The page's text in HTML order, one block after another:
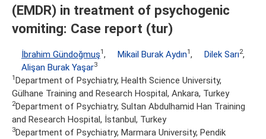
(EMDR) in treatment of psychogenic
vomiting: Case report (tur)
İbrahim Gündoğmuş1, Mikail Burak Aydın1, Dilek Sarı2,
Alişan Burak Yaşar3
1Department of Psychiatry, Health Science University,
Gülhane Training and Research Hospital, Ankara, Turkey
2Department of Psychiatry, Sultan Abdulhamid Han Training
and Research Hospital, İstanbul, Turkey
3Department of Psychiatry, Marmara University, Pendik